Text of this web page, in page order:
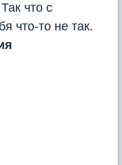
что с
что-то не так.